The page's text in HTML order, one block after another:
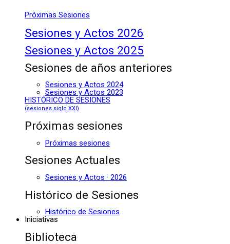
Próximas Sesiones
Sesiones y Actos 2026
Sesiones y Actos 2025
Sesiones de años anteriores
Sesiones y Actos 2024
Sesiones y Actos 2023
HISTÓRICO DE SESIONES
(sesiones siglo XXI)
Próximas sesiones
Próximas sesiones
Sesiones Actuales
Sesiones y Actos · 2026
Histórico de Sesiones
Histórico de Sesiones
Iniciativas
Biblioteca